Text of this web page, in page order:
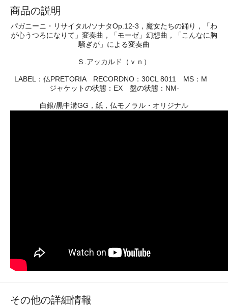
商品の説明
パガニーニ・リサイタル/ソナタOp.12-3，魔女たちの踊り，「わ
が心うつろになりて」変奏曲，「モーゼ」幻想曲，「こんなに胸
騒ぎが」による変奏曲
Ｓ.アッカルド（ｖｎ）
LABEL：仏PRETORIA RECORDNO：30CL 8011 MS：M
ジャケットの状態：EX 盤の状態：NM-
白銀/黒中溝GG，紙，仏モノラル・オリジナル
その他の詳細情報